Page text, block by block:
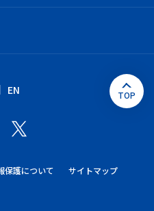
EN
保護について サイトマップ